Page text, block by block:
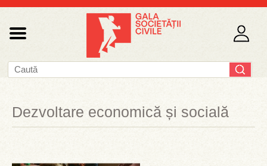
Dezvoltare economică și socială